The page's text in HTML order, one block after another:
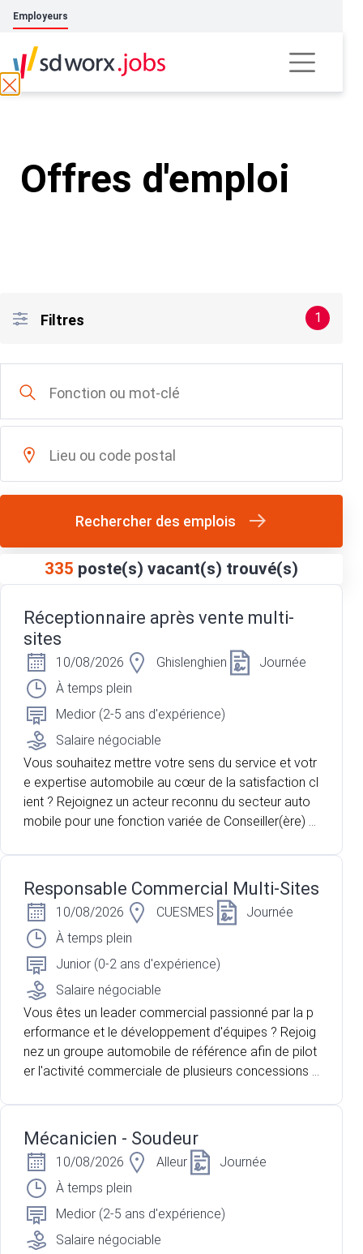
Employeurs
Offres d'emploi
Filtres 1
Rechercher des emplois
335 poste(s) vacant(s) trouvé(s)
Réceptionnaire après vente multi-
sites
10/08/2026 Ghislenghien
Journée
À temps plein
Medior (2-5 ans d'expérience)
Salaire négociable
Vous souhaitez mettre votre sens du service et votr
e expertise automobile au cœur de la satisfaction cl
ient ? Rejoignez un acteur reconnu du secteur auto
mobile pour une fonction variée de Conseiller(ère) A
la région.
Responsable Commercial Multi-Sites
10/08/2026 CUESMES
Journée
À temps plein
Junior (0-2 ans d'expérience)
Salaire négociable
Vous êtes un leader commercial passionné par la p
erformance et le développement d'équipes ? Rejoig
nez un groupe automobile de référence afin de pilot
er l'activité commerciale de plusieurs concessions e
Mécanicien - Soudeur
10/08/2026 Alleur
Journée
À temps plein
Medior (2-5 ans d'expérience)
Salaire négociable